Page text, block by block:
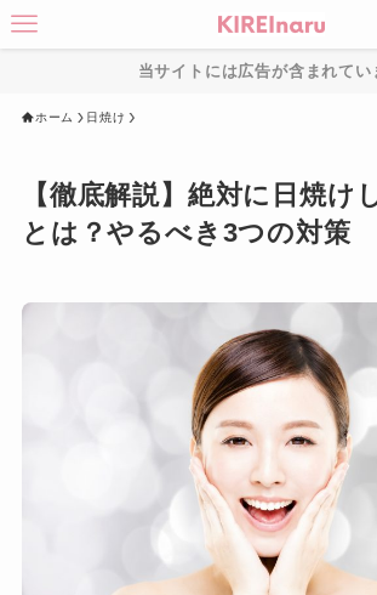
当サイトには広告が含まれてい
ホーム 日焼け
【徹底解説】絶対に日焼け
とは？やるべき3つの対策